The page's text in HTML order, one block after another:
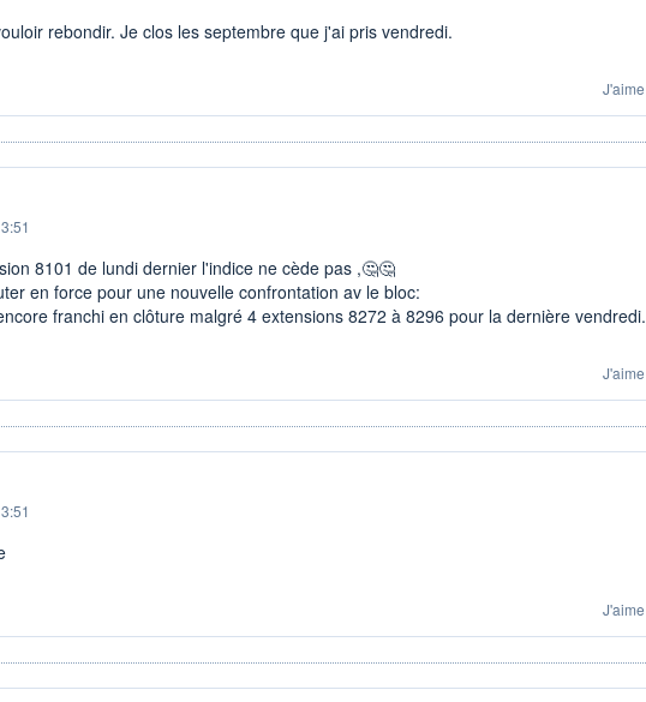
rebondir. Je clos les septembre que j'ai pris vendredi.
J'aime
8101 de lundi dernier l'indice ne cède pas ,🤔🤔
en force pour une nouvelle confrontation av le bloc:
franchi en clôture malgré 4 extensions 8272 à 8296 pour la dernière vendredi.
J'aime
J'aime